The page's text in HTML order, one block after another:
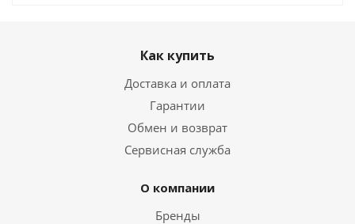
Как купить
Доставка и оплата
Гарантии
Обмен и возврат
Сервисная служба
О компании
Бренды